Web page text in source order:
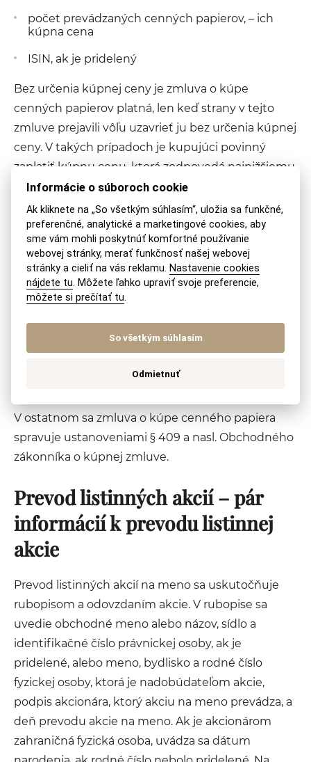
počet prevádzaných cenných papierov, – ich
kúpna cena
ISIN, ak je pridelený
Bez určenia kúpnej ceny je zmluva o kúpe
cenných papierov platná, len keď strany v tejto
zmluve prejavili vôľu uzavrieť ju bez určenia kúpnej
ceny. V takých prípadoch je kupujúci povinný
zaplatiť kúpnu cenu, ktorá zodpovedá najnižšiemu
kurzu, za ktorý sa zastupiteľný cenný papier
predával v deň uzavretia zmluvy na burze cenných
papierov. Ak zastupiteľný cenný papier nebol v
tento deň predmetom obchodovania na burze
cenných papierov, je kupujúci povinný zaplatiť
kúpnu cenu, ktorá zodpovedá najnižšiemu kurzu,
za ktorý sa zastupiteľný cenný papier naposledy
predával na burze cenných papierov. Ak nemožno
kúpnu cenu takto určiť, je kupujúci povinný
vynaložení odbornej starostlivosti.
V ostatnom sa zmluva o kúpe cenného papiera
spravuje ustanoveniami § 409 a nasl. Obchodného
zákonníka o kúpnej zmluve.
Prevod listinných akcií – pár
informácií k prevodu listinnej
akcie
Prevod listinných akcií na meno sa uskutočňuje
rubopisom a odovzdaním akcie. V rubopise sa
uvedie obchodné meno alebo názov, sídlo a
identifikačné číslo právnickej osoby, ak je
pridelené, alebo meno, bydlisko a rodné číslo
fyzickej osoby, ktorá je nadobúdateľom akcie,
podpis akcionára, ktorý akciu na meno prevádza, a
deň prevodu akcie na meno. Ak je akcionárom
zahraničná fyzická osoba, uvádza sa dátum
Informácie o súboroch cookie
Ak kliknete na „So všetkým súhlasím“, uložia sa funkčné,
preferenčné, analytické a marketingové cookies, aby
sme vám mohli poskytnúť komfortné používanie
webovej stránky, merať funkčnosť našej webovej
stránky a cieliť na vás reklamu. Nastavenie cookies
nájdete tu. Môžete ľahko upraviť svoje preferencie,
môžete si prečítať tu.
So všetkým súhlasím
Odmietnuť